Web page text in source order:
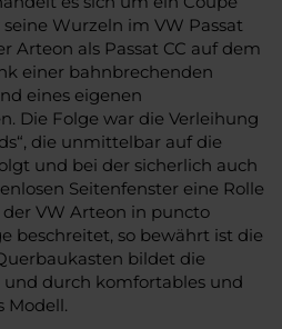
Wurzeln im VW Passat
Arteon als Passat CC auf dem
einer bahnbrechenden
eines eigenen
Die Folge war die Verleihung
die unmittelbar auf die
und bei der sicherlich auch
Seitenfenster eine Rolle
der VW Arteon in puncto
beschreitet, so bewährt ist die
bildet die
durch komfortables und
Modell.